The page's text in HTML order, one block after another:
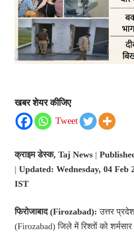
खबर शेयर कीजिए
Tweet
क्राइम डेस्क, Taj News |
| Updated: Wednesday, 04 Feb
IST
फिरोजाबाद (Firozabad): उत्तर
(Firozabad) जिले में रिश्तों को